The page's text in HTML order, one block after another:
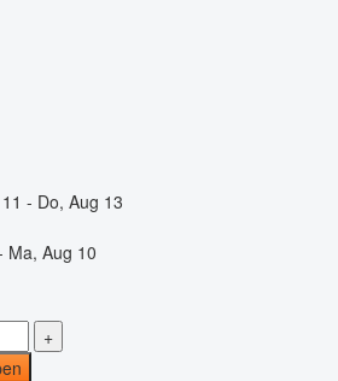
- Do, Aug 13
Ma, Aug 10
+